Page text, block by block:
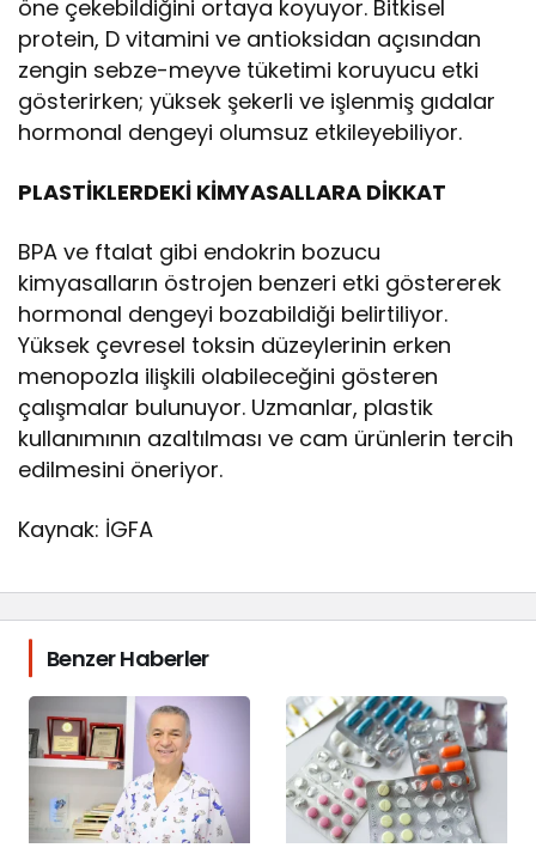
öne çekebildiğini ortaya koyuyor. Bitkisel
protein, D vitamini ve antioksidan açısından
zengin sebze-meyve tüketimi koruyucu etki
gösterirken; yüksek şekerli ve işlenmiş gıdalar
hormonal dengeyi olumsuz etkileyebiliyor.
PLASTİKLERDEKİ KİMYASALLARA DİKKAT
BPA ve ftalat gibi endokrin bozucu
kimyasalların östrojen benzeri etki göstererek
hormonal dengeyi bozabildiği belirtiliyor.
Yüksek çevresel toksin düzeylerinin erken
menopozla ilişkili olabileceğini gösteren
çalışmalar bulunuyor. Uzmanlar, plastik
kullanımının azaltılması ve cam ürünlerin tercih
edilmesini öneriyor.
Kaynak: İGFA
Benzer Haberler